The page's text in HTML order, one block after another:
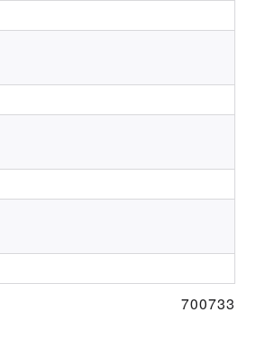
700733